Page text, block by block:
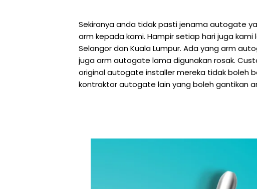
Sekiranya anda tidak pasti jenama autogate
arm kepada kami. Hampir setiap hari juga
Selangor dan Kuala Lumpur. Ada yang arm
juga arm autogate lama digunakan rosak.
original autogate installer mereka tidak boleh
kontraktor autogate lain yang boleh gantikan